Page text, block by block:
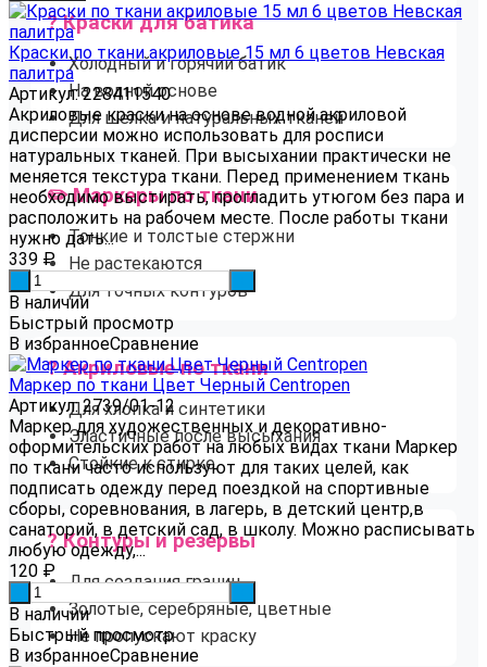
? Краски для батика
Холодный и горячий батик
На водной основе
Для шелка и натуральных тканей
✏️ Маркеры по ткани
Тонкие и толстые стержни
Не растекаются
Для точных контуров
? Акриловые по ткани
Для хлопка и синтетики
Эластичные после высыхания
Стойкие к стирке
? Контуры и резервы
Для создания границ
Золотые, серебряные, цветные
Не пропускают краску
Краски по ткани акриловые 15 мл 6 цветов Невская
палитра
Артикул: 228411540
Акриловые краски на основе водной акриловой
дисперсии можно использовать для росписи
натуральных тканей. При высыхании практически не
меняется текстура ткани. Перед применением ​ткань
необходимо выстирать, прогладить утюгом без пара и
расположить на рабочем месте. После работы ткани
нужно дать...
339 ₽
В наличии
Быстрый просмотр
В избранноеСравнение
Маркер по ткани Цвет Черный Centropen
Артикул: 2739/01-12
Маркер для художественных и декоративно-
оформительских работ на любых видах ткани Маркер
по ткани часто используют для таких целей, как
подписать одежду перед поездкой на спортивные
сборы, соревнования, в лагерь, в детский центр,в
санаторий, в детский сад, в школу. Можно расписывать
любую одежду,...
120 ₽
В наличии
Быстрый просмотр
В избранноеСравнение